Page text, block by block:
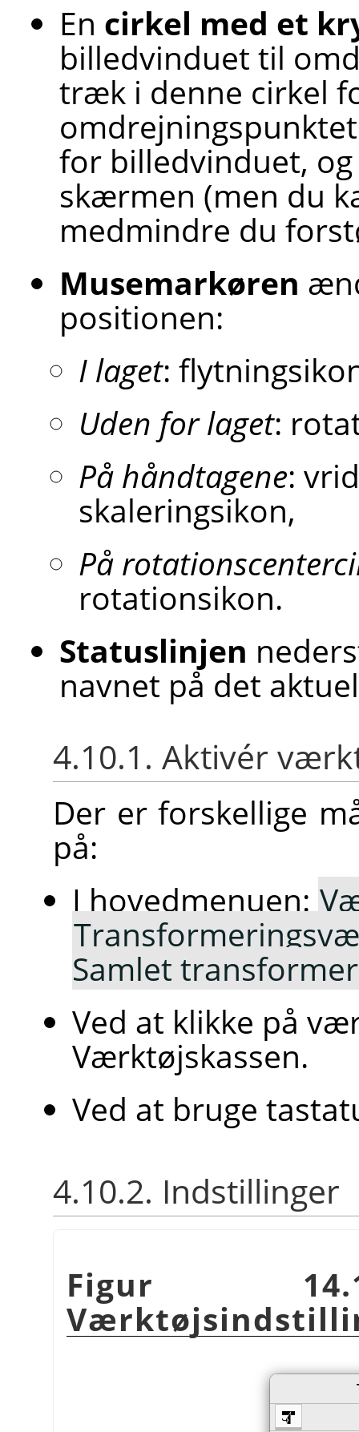
En cirkel med et
billedvinduet til
træk i denne cirkel
for billedvinduet,
skærmen (men du
medmindre du
Musemarkøren
positionen:
I laget:
Uden for laget:
På håndtagene:
skaleringsikon,
På
rotationsikon.
Statuslinjen
navnet på det
4.10.1. Aktivér
Der er forskellige
på:
I hovedmenuen:
Samlet
Ved at klikke på
Værktøjskassen.
Ved at bruge
4.10.2. Indstillinger
Figur